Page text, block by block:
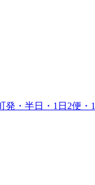
・半日・1日2便